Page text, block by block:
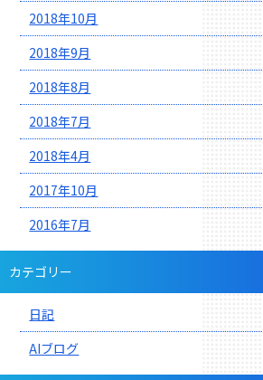
2018年10月
2018年9月
2018年8月
2018年7月
2018年4月
2017年10月
2016年7月
カテゴリー
日記
AIブログ